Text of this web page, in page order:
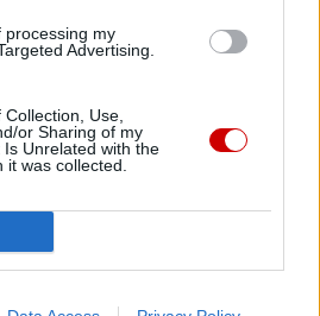
processing my
Advertising.
Use,
or Sharing of my
Unrelated with the
was collected.